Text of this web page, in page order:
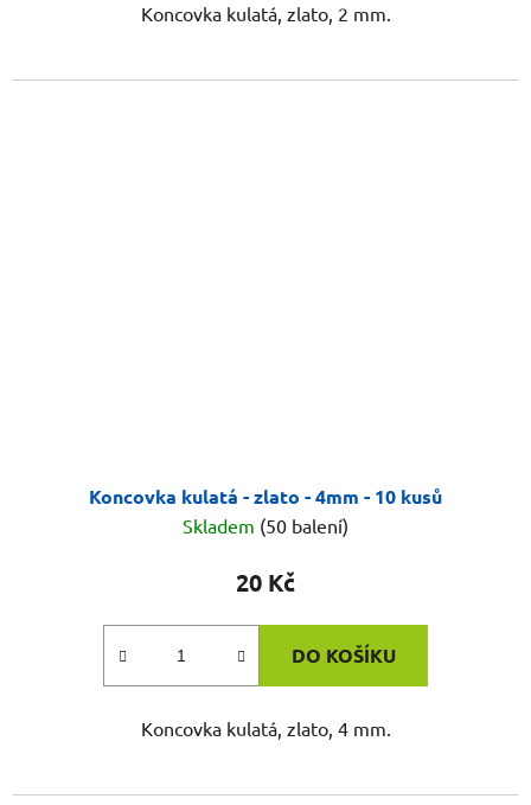
Koncovka kulatá, zlato, 2 mm.
Koncovka kulatá - zlato - 4mm - 10 kusů
Skladem (50 balení)
20 Kč
DO KOŠÍKU
Koncovka kulatá, zlato, 4 mm.